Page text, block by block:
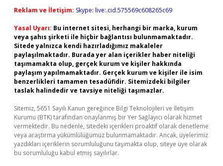
Reklam ve İletişim: Skype: live:.cid.575569c608265c69
Yasal Uyarı: Bu internet sitesi, herhangi bir marka, kurum
veya şahıs şirketi ile hiçbir bağlantısı bulunmamaktadır.
Sitede yalnızca kendi hazırladığımız makaleler
paylaşılmaktadır. Burada yer alan içerikler haber niteliği
taşımamakta olup, gerçek kurum ve kişiler hakkında
paylaşım yapılmamaktadır. Gerçek kurum ve kişiler ile isim
benzerlikleri tamamen tesadüfidir. Sitemizdeki bilgiler
taslak halindedir ve tavsiye niteliği taşımazlar.
Sitemiz, 5651 Sayılı Kanun gereğince Bilgi Teknolojileri ve İletişim
Kurumu (BTK) tarafından onaylanmış bir Yer Sağlayıcı olarak hizmet
vermektedir. Bu nedenle, sitedeki içerikleri proaktif olarak denetleme
veya araştırma yükümlülüğümüz bulunmamaktadır. Ancak, üyelerimiz
yazdıkları içeriklerin sorumluluğunu taşımakta olup, siteye üye olarak
bu sorumluluğu kabul etmiş sayılırlar.